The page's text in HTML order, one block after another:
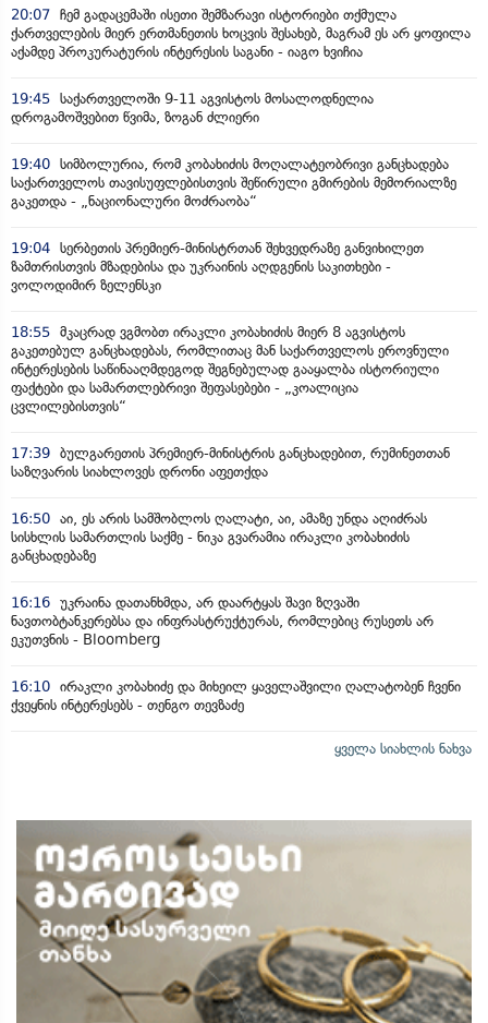
20:07 ჩემ გადაცემაში ისეთი შემზარავი ისტორიები თქმულა
ქართველების მიერ ერთმანეთის ხოცვის შესახებ, მაგრამ ეს არ ყოფილა
აქამდე პროკურატურის ინტერესის საგანი - იაგო ხვიჩია
19:45 საქართველოში 9-11 აგვისტოს მოსალოდნელია
დროგამოშვებით წვიმა, ზოგან ძლიერი
19:40 სიმბოლურია, რომ კობახიძის მოღალატეობრივი განცხადება
საქართველოს თავისუფლებისთვის შეწირული გმირების მემორიალზე
გაკეთდა - „ნაციონალური მოძრაობა“
19:04 სერბეთის პრემიერ-მინისტრთან შეხვედრაზე განვიხილეთ
ზამთრისთვის მზადებისა და უკრაინის აღდგენის საკითხები -
ვოლოდიმირ ზელენსკი
18:55 მკაცრად ვგმობთ ირაკლი კობახიძის მიერ 8 აგვისტოს
გაკეთებულ განცხადებას, რომლითაც მან საქართველოს ეროვნული
ინტერესების საწინააღმდეგოდ შეგნებულად გააყალბა ისტორიული
ფაქტები და სამართლებრივი შეფასებები - „კოალიცია
ცვლილებისთვის“
17:39 ბულგარეთის პრემიერ-მინისტრის განცხადებით, რუმინეთთან
საზღვარის სიახლოვეს დრონი აფეთქდა
16:50 აი, ეს არის სამშობლოს ღალატი, აი, ამაზე უნდა აღიძრას
სისხლის სამართლის საქმე - ნიკა გვარამია ირაკლი კობახიძის
განცხადებაზე
16:16 უკრაინა დათანხმდა, არ დაარტყას შავი ზღვაში
ნავთობტანკერებსა და ინფრასტრუქტურას, რომლებიც რუსეთს არ
ეკუთვნის - Bloomberg
16:10 ირაკლი კობახიძე და მიხეილ ყაველაშვილი ღალატობენ ჩვენი
ქვეყნის ინტერესებს - თენგო თევზაძე
ყველა სიახლის ნახვა